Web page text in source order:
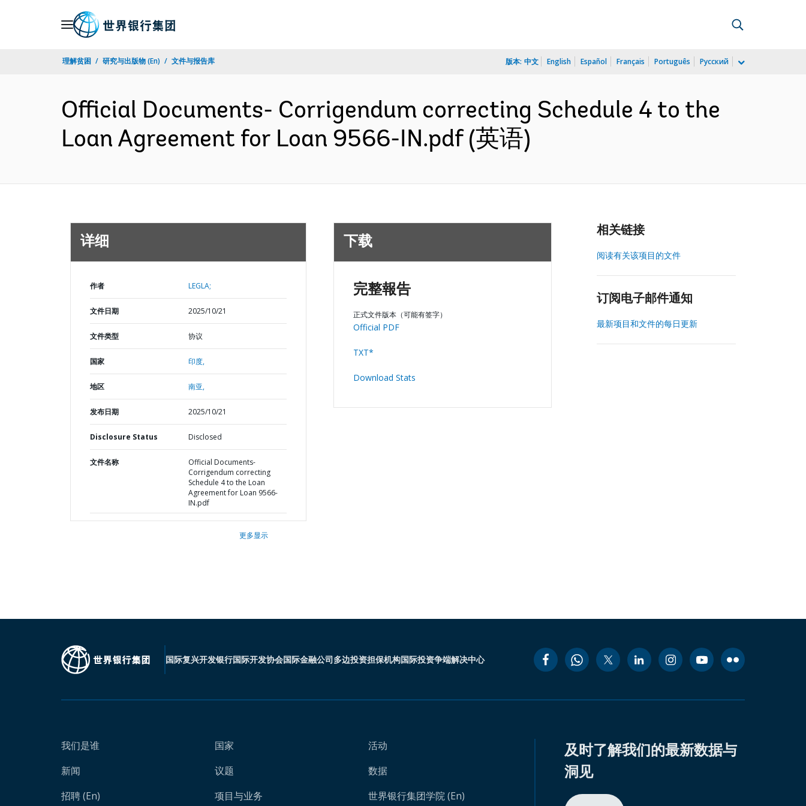
理解贫困 研究与出版物 (En) 文件与报告库 版本: 中文 English Español Français Português Русский
Official Documents- Corrigendum correcting Schedule 4 to the
Loan Agreement for Loan 9566-IN.pdf (英语)
详细
作者 LEGLA;
文件日期 2025/10/21
文件类型 协议
国家 印度,
地区 南亚,
发布日期 2025/10/21
Disclosure Status Disclosed
文件名称
Official Documents-
Corrigendum correcting
Schedule 4 to the Loan
Agreement for Loan 9566-
IN.pdf
更多显示
下载
完整報告
正式文件版本（可能有签字）
Official PDF
TXT*
Download Stats
相关链接
阅读有关该项目的文件
订阅电子邮件通知
最新项目和文件的每日更新
国际复兴开发银行国际开发协会国际金融公司多边投资担保机构国际投资争端解决中心
我们是谁
新闻
招聘 (En)
国家
议题
项目与业务
活动
数据
世界银行集团学院 (En)
及时了解我们的最新数据与
洞见